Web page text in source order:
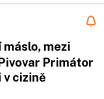
máslo, mezi
Primátor
v cizině